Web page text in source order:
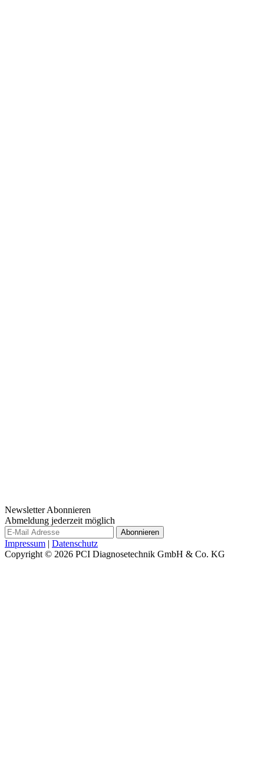
Newsletter Abonnieren
Abmeldung jederzeit möglich
Impressum | Datenschutz
Copyright © 2026 PCI Diagnosetechnik GmbH & Co. KG